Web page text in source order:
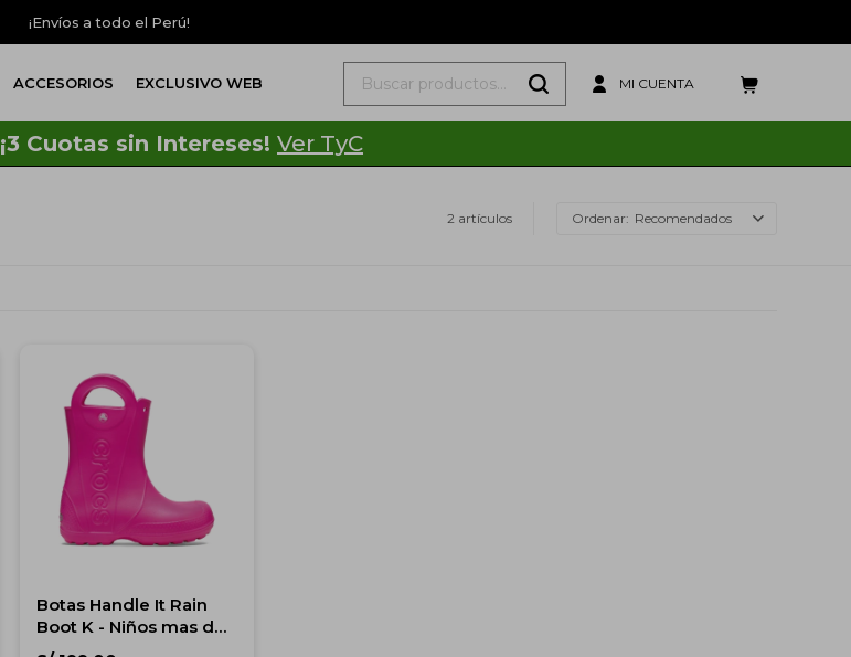
¡Envíos a todo el Perú!
ACCESORIOS EXCLUSIVO WEB
¡3 Cuotas sin Intereses! Ver TyC
2 artículos Recomendados
Botas Handle It Rain
Boot K - Niños mas de
5 años